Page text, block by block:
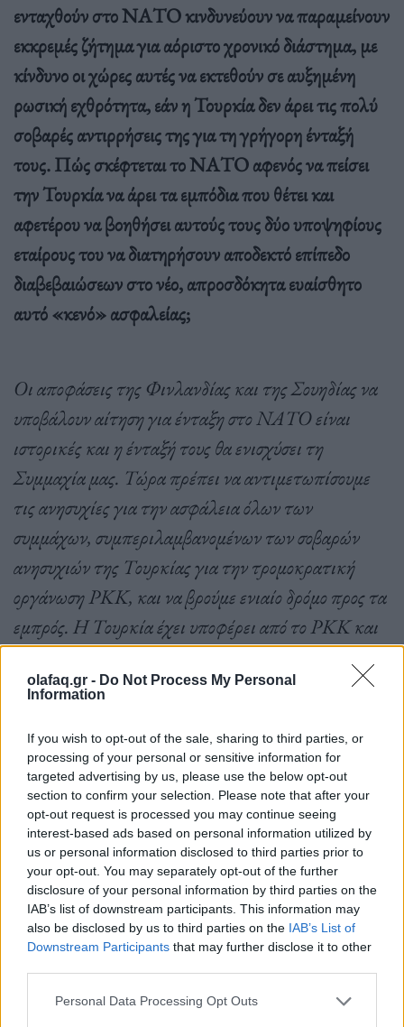
olafaq.gr - Do Not Process My Personal
Information
If you wish to opt-out of the sale, sharing to third parties, or
processing of your personal or sensitive information for
targeted advertising by us, please use the below opt-out
section to confirm your selection. Please note that after your
opt-out request is processed you may continue seeing
interest-based ads based on personal information utilized by
us or personal information disclosed to third parties prior to
your opt-out. You may separately opt-out of the further
disclosure of your personal information by third parties on the
IAB’s list of downstream participants. This information may
also be disclosed by us to third parties on the IAB’s List of
Downstream Participants that may further disclose it to other
Personal Data Processing Opt Outs
ενταχθούν στο ΝΑΤΟ κινδυνεύουν να παραμείνουν
εκκρεμές ζήτημα για αόριστο χρονικό διάστημα, με
κίνδυνο οι χώρες αυτές να εκτεθούν σε αυξημένη
ρωσική εχθρότητα, εάν η Τουρκία δεν άρει τις πολύ
σοβαρές αντιρρήσεις της για τη γρήγορη ένταξή
τους. Πώς σκέφτεται το ΝΑΤΟ αφενός να πείσει
την Τουρκία να άρει τα εμπόδια που θέτει και
αφετέρου να βοηθήσει αυτούς τους δύο υποψηφίους
εταίρους του να διατηρήσουν αποδεκτό επίπεδο
διαβεβαιώσεων στο νέο, απροσδόκητα ευαίσθητο
αυτό «κενό» ασφαλείας;
Οι αποφάσεις της Φινλανδίας και της Σουηδίας να
υποβάλουν αίτηση για ένταξη στο ΝΑΤΟ είναι
ιστορικές και η ένταξή τους θα ενισχύσει τη
Συμμαχία μας. Τώρα πρέπει να αντιμετωπίσουμε
τις ανησυχίες για την ασφάλεια όλων των
συμμάχων, συμπεριλαμβανομένων των σοβαρών
ανησυχιών της Τουρκίας για την τρομοκρατική
οργάνωση PKK, και να βρούμε ενιαίο δρόμο προς τα
εμπρός. Η Τουρκία έχει υποφέρει από το PKK και
έχει υποφέρει περισσότερο από την τρομοκρατία
από οποιονδήποτε άλλο Σύμμαχο. Έτσι, η Τουρκία
πρέπει να λάβουν σοβαρά υπόψη.
Οι συνεργάτες μου και εγώ παραμένουμε σε στενό
διάλογο με εκπροσώπους της Τουρκίας, της
Φινλανδίας και της Σουηδίας προκειμένου να
αντιμετωπίσουμε τις τουρκικές ανησυχίες, αλλά και
να προχωρήσουμε στην ένταξη των δύο χωρών.
Η ασφάλεια της Φινλανδίας και της Σουηδίας έχει